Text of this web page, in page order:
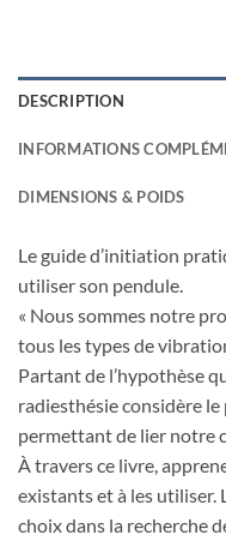
DESCRIPTION
INFORMATIONS
DIMENSIONS & POIDS
Le guide d’initiation
utiliser son pendule.
« Nous sommes notre
tous les types de
Partant de l’hypothèse
radiesthésie considère
permettant de lier notre
À travers ce livre,
existants et à les utiliser.
choix dans la recherche